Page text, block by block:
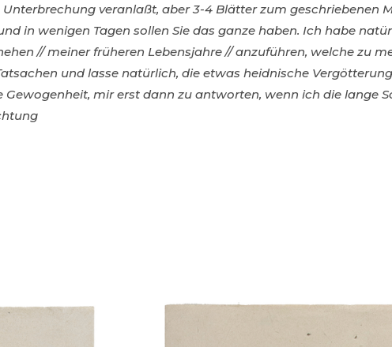
veranlaßt, aber 3-4 Blätter zum geschriebenen
in wenigen Tagen sollen Sie das ganze haben. Ich habe
// meiner früheren Lebensjahre // anzuführen, welche zu
und lasse natürlich, die etwas heidnische
Gewogenheit, mir erst dann zu antworten, wenn ich die lange